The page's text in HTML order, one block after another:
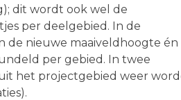
dit wordt ook wel de
per deelgebied. In de
de nieuwe maaiveldhoogte én
per gebied. In twee
het projectgebied weer